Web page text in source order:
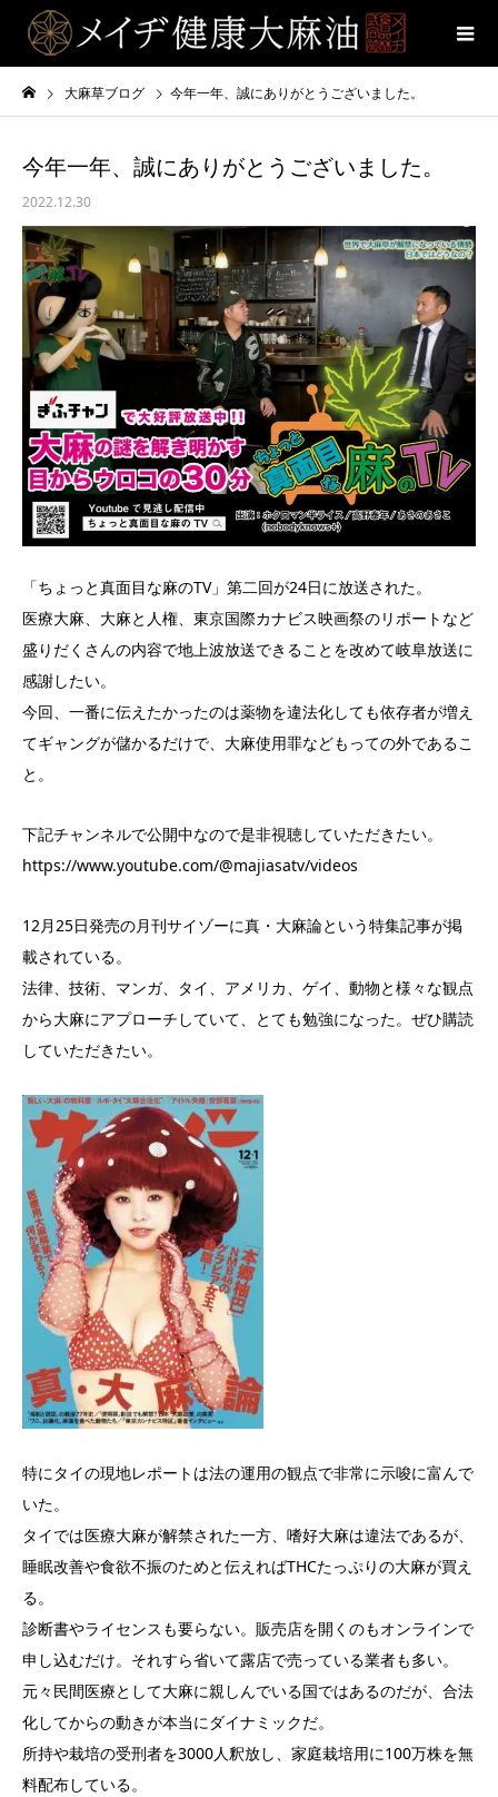
大麻草ブログ 今年一年、誠にありがとうございました。
今年一年、誠にありがとうございました。
2022.12.30
「ちょっと真面目な麻のTV」第二回が24日に放送された。
医療大麻、大麻と人権、東京国際カナビス映画祭のリポートなど
盛りだくさんの内容で地上波放送できることを改めて岐阜放送に
感謝したい。
今回、一番に伝えたかったのは薬物を違法化しても依存者が増え
てギャングが儲かるだけで、大麻使用罪などもっての外であるこ
と。
下記チャンネルで公開中なので是非視聴していただきたい。
https://www.youtube.com/@majiasatv/videos
12月25日発売の月刊サイゾーに真・大麻論という特集記事が掲
載されている。
法律、技術、マンガ、タイ、アメリカ、ゲイ、動物と様々な観点
から大麻にアプローチしていて、とても勉強になった。ぜひ購読
していただきたい。
特にタイの現地レポートは法の運用の観点で非常に示唆に富んで
いた。
タイでは医療大麻が解禁された一方、嗜好大麻は違法であるが、
睡眠改善や食欲不振のためと伝えればTHCたっぷりの大麻が買え
る。
診断書やライセンスも要らない。販売店を開くのもオンラインで
申し込むだけ。それすら省いて露店で売っている業者も多い。
元々民間医療として大麻に親しんでいる国ではあるのだが、合法
化してからの動きが本当にダイナミックだ。
所持や栽培の受刑者を3000人釈放し、家庭栽培用に100万株を無
料配布している。